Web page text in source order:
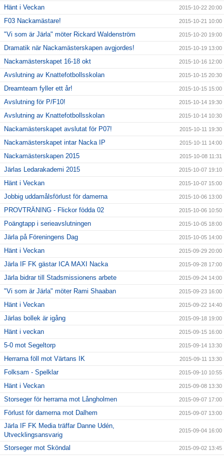
Hänt i Veckan 2015-10-22 20:00
F03 Nackamästare! 2015-10-21 10:00
"Vi som är Järla" möter Rickard Waldenström 2015-10-20 19:00
Dramatik när Nackamästerskapen avgjordes! 2015-10-19 13:00
Nackamästerskapet 16-18 okt 2015-10-16 12:00
Avslutning av Knattefotbollsskolan 2015-10-15 20:30
Dreamteam fyller ett år! 2015-10-15 15:00
Avslutning för P/F10! 2015-10-14 19:30
Avslutning av Knattefotbollsskolan 2015-10-14 10:30
Nackamästerskapet avslutat för P07! 2015-10-11 19:30
Nackamästerskapet intar Nacka IP 2015-10-11 14:00
Nackamästerskapen 2015 2015-10-08 11:31
Järlas Ledarakademi 2015 2015-10-07 19:10
Hänt i Veckan 2015-10-07 15:00
Jobbig uddamålsförlust för damerna 2015-10-06 13:00
PROVTRÄNING - Flickor födda 02 2015-10-06 10:50
Poängtapp i serieavslutningen 2015-10-05 18:00
Järla på Föreningens Dag 2015-10-05 14:00
Hänt i Veckan 2015-09-29 20:00
Järla IF FK gästar ICA MAXI Nacka 2015-09-28 17:00
Järla bidrar till Stadsmissionens arbete 2015-09-24 14:00
"Vi som är Järla" möter Rami Shaaban 2015-09-23 16:00
Hänt i Veckan 2015-09-22 14:40
Järlas bollek är igång 2015-09-18 19:00
Hänt i veckan 2015-09-15 16:00
5-0 mot Segeltorp 2015-09-14 13:30
Herrarna föll mot Värtans IK 2015-09-11 13:30
Folksam - Spelklar 2015-09-10 10:55
Hänt i Veckan 2015-09-08 13:30
Storseger för herrarna mot Långholmen 2015-09-07 17:00
Förlust för damerna mot Dalhem 2015-09-07 13:00
Järla IF FK Media träffar Danne Udén,
Utvecklingsansvarig
2015-09-04 16:00
Storseger mot Sköndal 2015-09-02 13:45